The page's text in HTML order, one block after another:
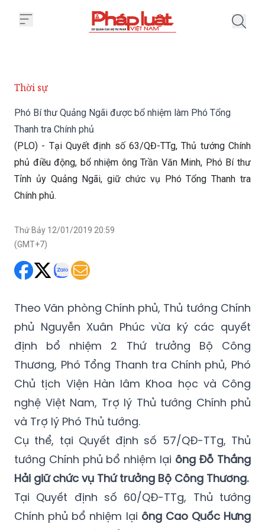
Thời sự
Phó Bí thư Quảng Ngãi được bổ nhiệm làm Phó Tổng
Thanh tra Chính phủ
(PLO) - Tại Quyết định số 63/QĐ-TTg, Thủ tướng Chính
phủ điều động, bổ nhiệm ông Trần Văn Minh, Phó Bí thư
Chính phủ.
Thứ Bảy 12/01/2019 20:59
Theo Văn phòng Chính phủ, Thủ tướng Chính
phủ Nguyễn Xuân Phúc vừa ký các quyết
định bổ nhiệm 2 Thứ trưởng Bộ Công
Thương, Phó Tổng Thanh tra Chính phủ, Phó
Chủ tịch Viện Hàn lâm Khoa học và Công
nghệ Việt Nam, Trợ lý Thủ tướng Chính phủ
và Trợ lý Phó Thủ tướng.
Cụ thể, tại Quyết định số 57/QĐ-TTg, Thủ
tướng Chính phủ bổ nhiệm lại ông Đỗ Thắng
Hải giữ chức vụ Thứ trưởng Bộ Công Thương.